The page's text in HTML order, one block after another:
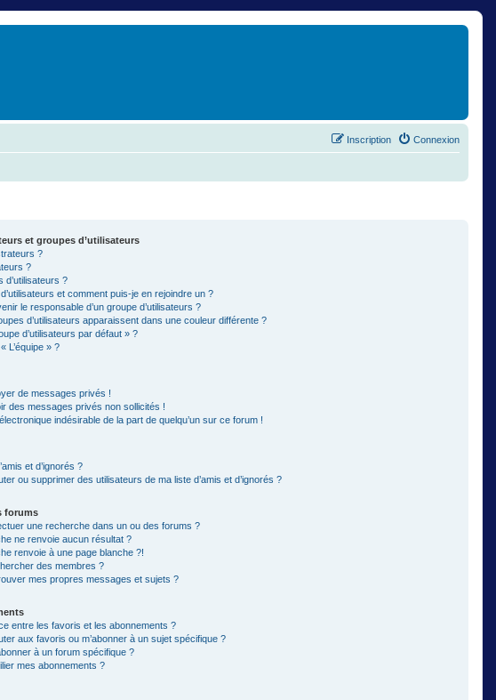
Connexion
Inscription
et groupes d’utilisateurs
?
?
d’utilisateurs ?
et comment puis-je en rejoindre un ?
le responsable d’un groupe d’utilisateurs ?
d’utilisateurs apparaissent dans une couleur différente ?
d’utilisateurs par défaut » ?
L’équipe » ?
de messages privés !
des messages privés non sollicités !
indésirable de la part de quelqu’un sur ce forum !
et d’ignorés ?
ou supprimer des utilisateurs de ma liste d’amis et d’ignorés ?
forums
une recherche dans un ou des forums ?
ne renvoie aucun résultat ?
renvoie à une page blanche ?!
des membres ?
mes propres messages et sujets ?
entre les favoris et les abonnements ?
aux favoris ou m’abonner à un sujet spécifique ?
à un forum spécifique ?
mes abonnements ?